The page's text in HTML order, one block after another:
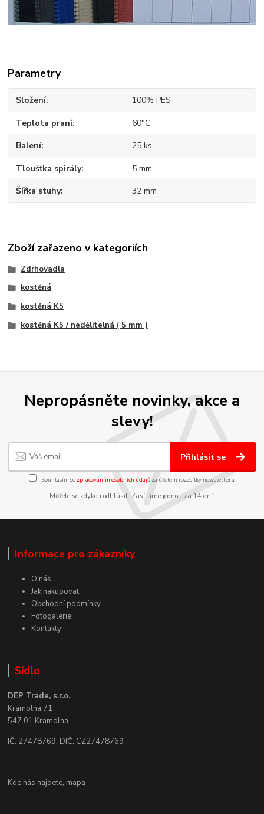
Parametry
Složení 100% PES
Teplota praní 60°C
Balení 25 ks
Tloušťka spirály 5 mm
Šířka stuhy 32 mm
Zboží zařazeno v kategoriích
Zdrhovadla
kostěná
kostěná K5
kostěná K5 / nedělitelná ( 5 mm )
Nepropásněte novinky, akce a
slevy!
Přihlásit se
Souhlasím se zpracováním osobních údajůza účelem rozesílky newsletteru.
Můžete se kdykoli odhlásit. Zasíláme jednou za 14 dní.
Informace pro zákazníky
O nás
Jak nakupovat
Obchodní podmínky
Fotogalerie
Kontakty
Sídlo
DEP Trade, s.r.o.
Kramolna 71
547 01 Kramolna
IČ: 27478769, DIČ: CZ27478769
Kde nás najdete, mapa